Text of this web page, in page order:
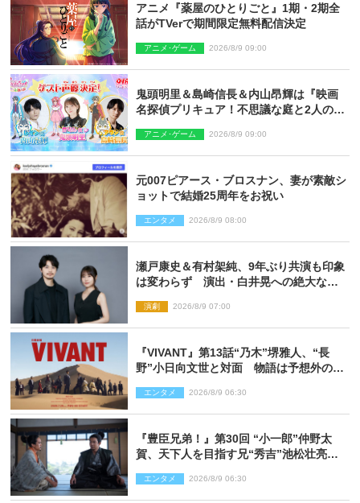
アニメ『薬屋のひとりごと』1期・2期全
話がTVerで期間限定無料配信決定
アニメ･ゲーム 2026/8/9 09:00
鬼頭明里＆島崎信長＆内山昂輝は『映画
名探偵プリキュア！不思議な庭と2人の秘
アニメ･ゲーム 2026/8/9 09:00
元007ピアース・ブロスナン、妻が素敵シ
ョットで結婚25周年をお祝い
エンタメ 2026/8/9 08:00
瀬戸康史＆有村架純、9年ぶり共演も印象
は変わらず 演出・白井晃への絶大なる
演劇 2026/8/9 07:00
『VIVANT』第13話“乃木”堺雅人、“長
野”小日向文世と対面 物語は予想外の展
エンタメ 2026/8/9 06:30
『豊臣兄弟！』第30回 “小一郎”仲野太
賀、天下人を目指す兄“秀吉”池松壮亮
エンタメ 2026/8/9 06:30